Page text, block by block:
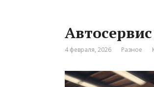
4 февраля, 2026 Разное